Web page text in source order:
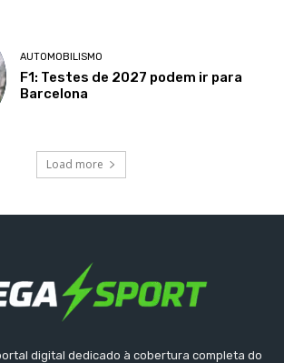
AUTOMOBILISMO
F1: Testes de 2027 podem ir para
Barcelona
Load more
digital dedicado à cobertura completa do